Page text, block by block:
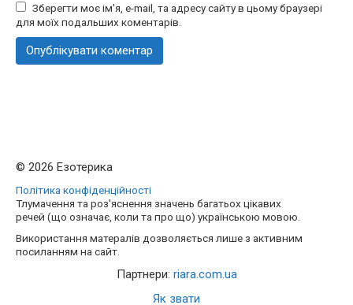
Зберегти моє ім'я, e-mail, та адресу сайту в цьому браузері
для моїх подальших коментарів.
© 2026 Езотерика
Політика конфіденційності
Тлумачення та роз'яснення значень багатьох цікавих
речей (що означає, коли та про що) українською мовою.
Використання матералів дозволяється лише з активним
посиланням на сайт.
Партнери: riara.com.ua
Як звати